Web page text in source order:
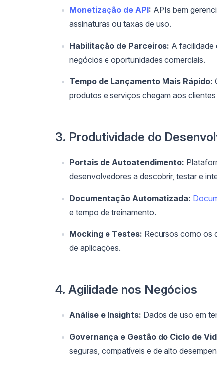
Monetização de API: APIs bem
assinaturas ou taxas de uso.
Habilitação de Parceiros: A facilidade
negócios e oportunidades comerciais.
Tempo de Lançamento Mais Rápido:
produtos e serviços chegam aos
3. Produtividade do
Portais de Autoatendimento:
desenvolvedores a descobrir, testar e
Documentação Automatizada:
e tempo de treinamento.
Mocking e Testes: Recursos como os
de aplicações.
4. Agilidade nos Negócios
Análise e Insights: Dados de uso em
Governança e Gestão do Ciclo de
seguras, compatíveis e de alto